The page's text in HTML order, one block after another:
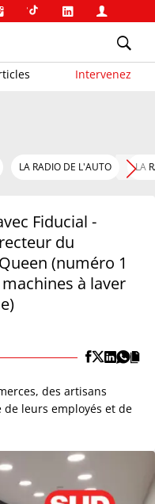
Intervenez
LA RADIO DE L'AUTO LA
Fiducial -
du
(numéro 1
à laver
des artisans
leurs employés et de